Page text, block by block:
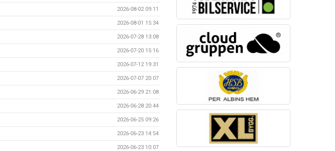
2026-08-02 09:11
2026-08-01 15:34
2026-07-28 13:08
2026-07-20 15:16
2026-07-12 19:31
2026-07-07 20:07
2026-06-29 21:08
2026-06-28 20:44
2026-06-25 09:26
2026-06-23 14:54
2026-06-23 10:07